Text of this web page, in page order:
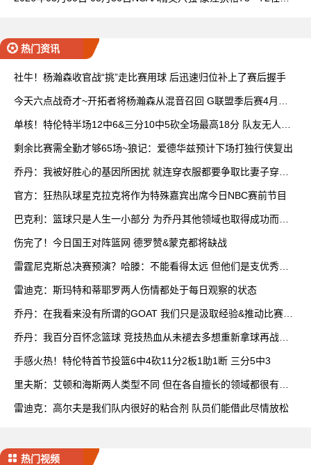
热门资讯
社牛！杨瀚森收官战“挑”走比赛用球 后迅速归位补上了赛后握手
今天六点战奇才~开拓者将杨瀚森从混音召回 G联盟季后赛4月开
单核！特伦特半场12中6&三分10中5砍全场最高18分 队友无人上
剩余比赛需全勤才够65场~狼记：爱德华兹预计下场打独行侠复出
乔丹：我被好胜心的基因所困扰 就连穿衣服都要争取比妻子穿得
官方：狂热队球星克拉克将作为特殊嘉宾出席今日NBC赛前节目
巴克利：篮球只是人生一小部分 为乔丹其他领域也取得成功而自
伤完了！今日国王对阵篮网 德罗赞&蒙克都将缺战
雷霆尼克斯总决赛预演？哈滕：不能看得太远 但他们是支优秀球
雷迪克：斯玛特和蒂耶罗两人伤情都处于每日观察的状态
乔丹：在我看来没有所谓的GOAT 我们只是汲取经验&推动比赛发
乔丹：我百分百怀念篮球 竞技热血从未褪去多想重新拿球再战一
手感火热！特伦特首节投篮6中4砍11分2板1助1断 三分5中3
里夫斯：艾顿和海斯两人类型不同 但在各自擅长的领域都很有效
雷迪克：高尔夫是我们队内很好的粘合剂 队员们能借此尽情放松
热门视频